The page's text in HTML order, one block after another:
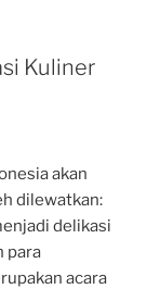
Kuliner
akan
dilewatkan:
delikasi
para
acara